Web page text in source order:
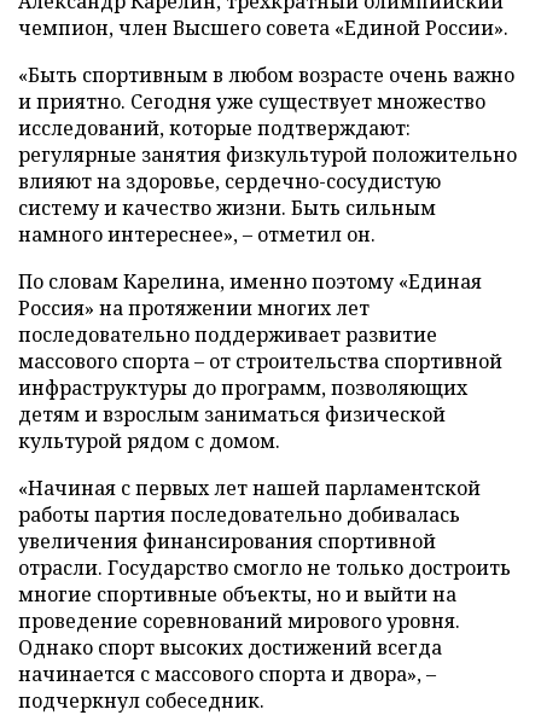
чемпион, член Высшего совета «Единой России».
«Быть спортивным в любом возрасте очень важно
и приятно. Сегодня уже существует множество
исследований, которые подтверждают:
регулярные занятия физкультурой положительно
влияют на здоровье, сердечно-сосудистую
систему и качество жизни. Быть сильным
намного интереснее», – отметил он.
По словам Карелина, именно поэтому «Единая
Россия» на протяжении многих лет
последовательно поддерживает развитие
массового спорта – от строительства спортивной
инфраструктуры до программ, позволяющих
детям и взрослым заниматься физической
культурой рядом с домом.
«Начиная с первых лет нашей парламентской
работы партия последовательно добивалась
увеличения финансирования спортивной
отрасли. Государство смогло не только достроить
многие спортивные объекты, но и выйти на
проведение соревнований мирового уровня.
Однако спорт высоких достижений всегда
начинается с массового спорта и двора», –
подчеркнул собеседник.